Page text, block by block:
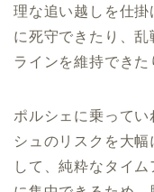
理な追い越しを仕掛
に死守できたり、
ラインを維持できた
ポルシェに乗って
シュのリスクを大
して、純粋なタイ